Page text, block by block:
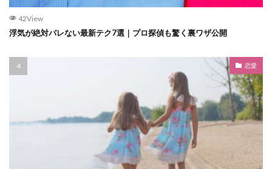
42View
浮気が絶対バレない最新テク7選｜プロ探偵も驚く裏ワザ公開
恋愛